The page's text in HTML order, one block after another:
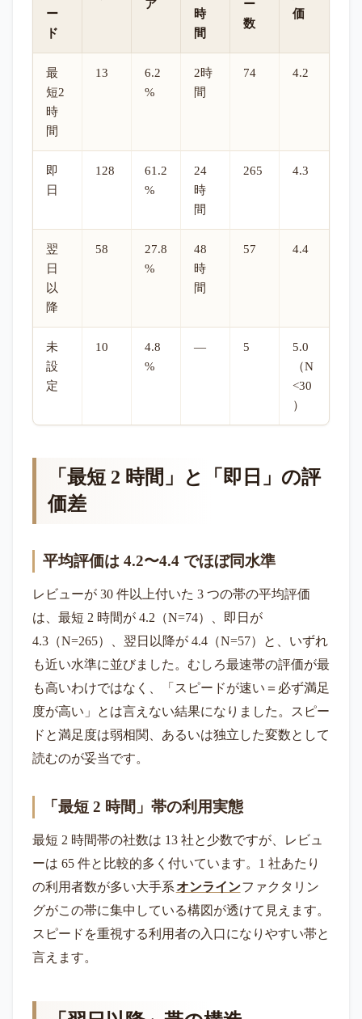
ー
ド
ア
時
間
ー
数
価
最
短2
時
間
13
6.2
%
2時
間
74 4.2
即
日
128
61.2
%
24
時
間
265 4.3
翌
日
以
降
58
27.8
%
48
時
間
57 4.4
未
設
定
10
4.8
%
— 5
5.0
（N
<30
）
「最短 2 時間」と「即日」の評
価差
平均評価は 4.2〜4.4 でほぼ同水準
レビューが 30 件以上付いた 3 つの帯の平均評価
は、最短 2 時間が 4.2（N=74）、即日が
4.3（N=265）、翌日以降が 4.4（N=57）と、いずれ
も近い水準に並びました。むしろ最速帯の評価が最
も高いわけではなく、「スピードが速い＝必ず満足
度が高い」とは言えない結果になりました。スピー
ドと満足度は弱相関、あるいは独立した変数として
読むのが妥当です。
「最短 2 時間」帯の利用実態
最短 2 時間帯の社数は 13 社と少数ですが、レビュ
ーは 65 件と比較的多く付いています。1 社あたり
の利用者数が多い大手系 オンラインファクタリン
グがこの帯に集中している構図が透けて見えます。
スピードを重視する利用者の入口になりやすい帯と
言えます。